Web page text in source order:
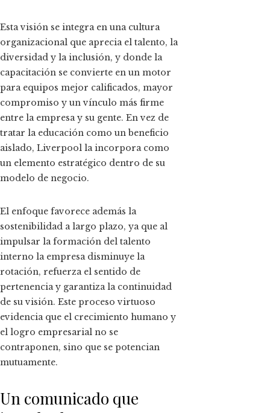
Esta visión se integra en una cultura
organizacional que aprecia el talento, la
diversidad y la inclusión, y donde la
capacitación se convierte en un motor
para equipos mejor calificados, mayor
compromiso y un vínculo más firme
entre la empresa y su gente. En vez de
tratar la educación como un beneficio
aislado, Liverpool la incorpora como
un elemento estratégico dentro de su
modelo de negocio.
El enfoque favorece además la
sostenibilidad a largo plazo, ya que al
impulsar la formación del talento
interno la empresa disminuye la
rotación, refuerza el sentido de
pertenencia y garantiza la continuidad
de su visión. Este proceso virtuoso
evidencia que el crecimiento humano y
el logro empresarial no se
contraponen, sino que se potencian
mutuamente.
Un comunicado que